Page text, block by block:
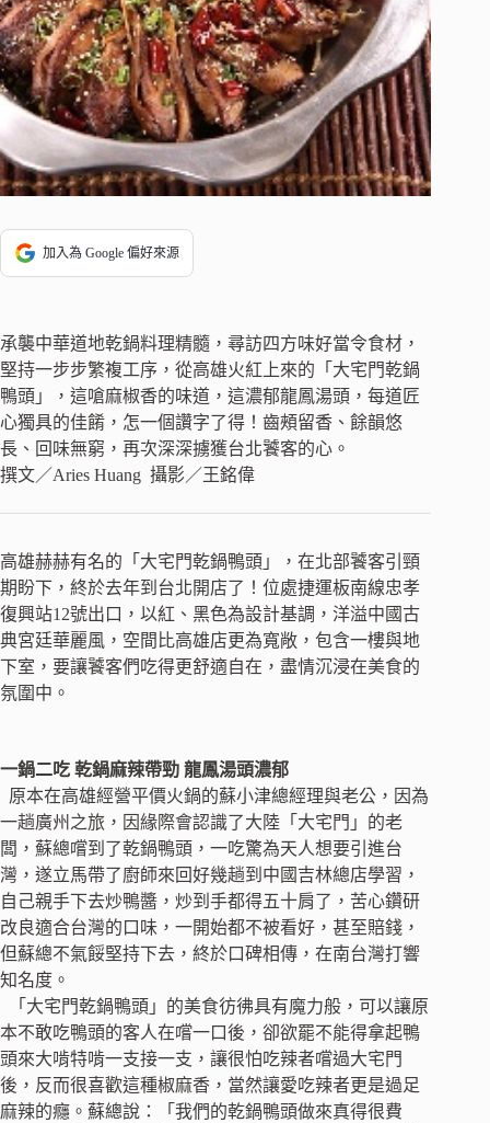
加入為 Google 偏好來源
承襲中華道地乾鍋料理精髓，尋訪四方味好當令食材，
堅持一步步繁複工序，從高雄火紅上來的「大宅門乾鍋
鴨頭」，這嗆麻椒香的味道，這濃郁龍鳳湯頭，每道匠
心獨具的佳餚，怎一個讚字了得！齒頰留香、餘韻悠
長、回味無窮，再次深深擄獲台北饕客的心。
撰文／Aries Huang 攝影／王銘偉
高雄赫赫有名的「大宅門乾鍋鴨頭」，在北部饕客引頸
期盼下，終於去年到台北開店了！位處捷運板南線忠孝
復興站12號出口，以紅、黑色為設計基調，洋溢中國古
典宮廷華麗風，空間比高雄店更為寬敞，包含一樓與地
下室，要讓饕客們吃得更舒適自在，盡情沉浸在美食的
氛圍中。
一鍋二吃 乾鍋麻辣帶勁 龍鳳湯頭濃郁
原本在高雄經營平價火鍋的蘇小津總經理與老公，因為
一趟廣州之旅，因緣際會認識了大陸「大宅門」的老
闆，蘇總嚐到了乾鍋鴨頭，一吃驚為天人想要引進台
灣，遂立馬帶了廚師來回好幾趟到中國吉林總店學習，
自己親手下去炒鴨醬，炒到手都得五十肩了，苦心鑽研
改良適合台灣的口味，一開始都不被看好，甚至賠錢，
但蘇總不氣餒堅持下去，終於口碑相傳，在南台灣打響
知名度。
「大宅門乾鍋鴨頭」的美食彷彿具有魔力般，可以讓原
本不敢吃鴨頭的客人在嚐一口後，卻欲罷不能得拿起鴨
頭來大啃特啃一支接一支，讓很怕吃辣者嚐過大宅門
後，反而很喜歡這種椒麻香，當然讓愛吃辣者更是過足
麻辣的癮。蘇總說：「我們的乾鍋鴨頭做來真得很費